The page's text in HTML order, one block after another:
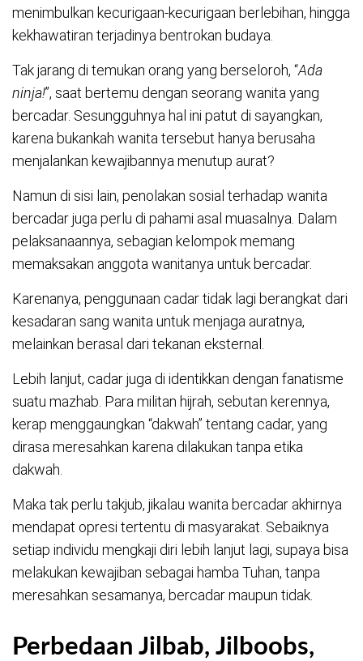
menimbulkan kecurigaan-kecurigaan berlebihan, hingga
kekhawatiran terjadinya bentrokan budaya.
Tak jarang di temukan orang yang berseloroh, “Ada
ninja!”, saat bertemu dengan seorang wanita yang
bercadar. Sesungguhnya hal ini patut di sayangkan,
karena bukankah wanita tersebut hanya berusaha
menjalankan kewajibannya menutup aurat?
Namun di sisi lain, penolakan sosial terhadap wanita
bercadar juga perlu di pahami asal muasalnya. Dalam
pelaksanaannya, sebagian kelompok memang
memaksakan anggota wanitanya untuk bercadar.
Karenanya, penggunaan cadar tidak lagi berangkat dari
kesadaran sang wanita untuk menjaga auratnya,
melainkan berasal dari tekanan eksternal.
Lebih lanjut, cadar juga di identikkan dengan fanatisme
suatu mazhab. Para militan hijrah, sebutan kerennya,
kerap menggaungkan “dakwah” tentang cadar, yang
dirasa meresahkan karena dilakukan tanpa etika
dakwah.
Maka tak perlu takjub, jikalau wanita bercadar akhirnya
mendapat opresi tertentu di masyarakat. Sebaiknya
setiap individu mengkaji diri lebih lanjut lagi, supaya bisa
melakukan kewajiban sebagai hamba Tuhan, tanpa
meresahkan sesamanya, bercadar maupun tidak.
Perbedaan Jilbab, Jilboobs,